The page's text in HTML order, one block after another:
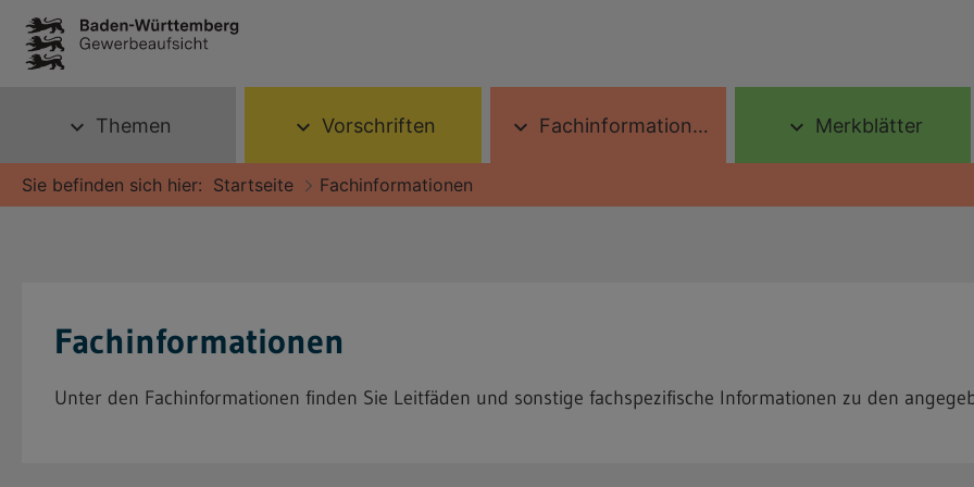
expand_more Themen expand_more Vorschriften expand_more Fachinformationen expand_more Merkblätter
Sie befinden sich hier: Startseite Fachinformationen
Fachinformationen
Unter den Fachinformationen finden Sie Leitfäden und sonstige fachspezifische Informationen zu den